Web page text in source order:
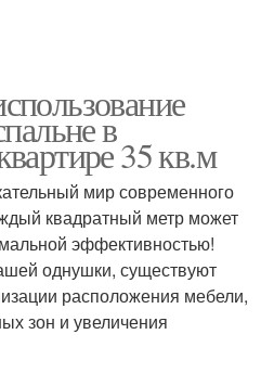
в
35 кв.м
мир современного
квадратный метр может
эффективностью!
однушки, существуют
расположения мебели,
зон и увеличения